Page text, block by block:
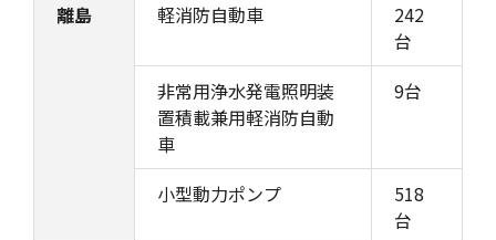
離島
軽消防自動車
242
台
非常用浄水発電照明装
置積載兼用軽消防自動
車
9台
小型動力ポンプ
518
台